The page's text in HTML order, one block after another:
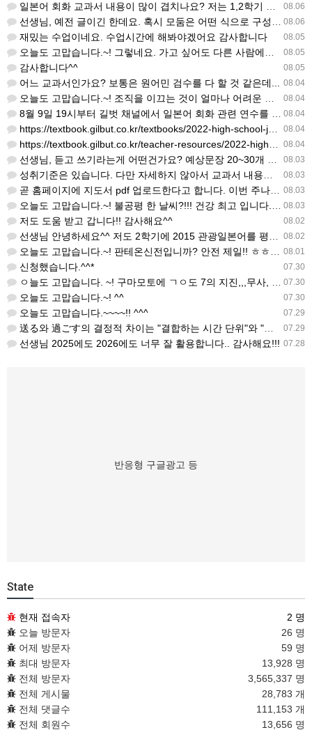
08.06
일본어 회화 교과서 내용이 많이 겹치나요? 저는 1,2학기 출판사가 달라서인지, 회화 단어와 분량이 더 많다…
08.06
선생님, 예전 글이긴 한데요. 혹시 모둠은 어떤 식으로 구성하셨을까요? 진단평가를 보시고 모둠장(도우미학생)…
08.05
재밌는 수업이네요. 수업시간에 해봐야겠어요 감사합니다
08.05
오늘도 고맙습니다.~! 그렇네요. 가고 싶어도 다른 사람에게 민폐는 안되는 것... 감사해요. ^^
08.05
감사합니다^^
08.04
어느 교과서인가요? 보통은 원어민 검수를 다 할 것 같은데...
08.04
오늘도 고맙습니다.~! 조직을 이끄는 것이 얼마나 어려운 일일까요? 우선 봉사하는 마음이 필요!!! 감사해요…
08.04
8월 9일 19시부터 길벗 채널에서 일본어 회화 관련 연수를 저작 직강으로 한다고 합니다. 많이 도움이 되실…
08.04
https://textbook.gilbut.co.kr/textbooks/2022-high-school-jap…
08.04
https://textbook.gilbut.co.kr/teacher-resources/2022-high-sc…
08.03
선생님, 듣고 쓰기라는게 어떤건가요? 예상문장 20~30개 중 몇개를 틀어주고 들리는대로 쓰는 건가요? 자세…
08.03
성취기준은 있습니다. 다만 자세하지 않아서 교과서 내용에 맞게 좀 더 구체적으로 재구조화를 하신 선생님이 계…
08.03
곧 홈페이지에 지도서 pdf 업로드한다고 합니다. 이번 주나 다음 주에 e-book 기반 전자저작물도 업로드…
08.03
오늘도 고맙습니다.~! 불공평 한 날씨?!!! 건강 최고 입니다. ^^
08.02
저도 도움 받고 갑니다!! 감사해요^^
08.02
선생님 안녕하세요^^ 저도 2학기에 2015 관광일본어를 평가계획을 세우려고 하는데. ..아무리 찾아도 없어…
08.01
오늘도 고맙습니다.~! 판테온신전입니까? 안전 제일!! ㅎㅎ 감사해요. ^^
07.30
신청했습니다.^^*
07.30
ㅇ늘도 고맙습니다. ~! 구마모토에 ㄱㅇ도 7의 지진,,,무사, 안전을 기도 합니다. 감사해요...
07.30
오늘도 고맙습니다.~! ^^
07.29
오늘도 고맙습니다.~~~~!! ^^^
07.29
送る와 過ごす의 결정적 차이는 "결합하는 시간 단위"와 "묘사 대상"입니다. 過ごす 하루, 오후, 주말, 휴…
07.28
선생님 2025에도 2026에도 너무 잘 활용합니다.. 감사해요!!!
반응형 구글광고 등
State
현재 접속자
2 명
오늘 방문자
26 명
어제 방문자
59 명
최대 방문자
13,928 명
전체 방문자
3,565,337 명
전체 게시물
28,783 개
전체 댓글수
111,153 개
전체 회원수
13,656 명